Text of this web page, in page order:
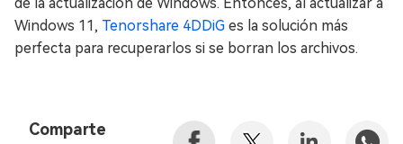
Windows 11, Tenorshare 4DDiG es la solución más
perfecta para recuperarlos si se borran los archivos.
Comparte